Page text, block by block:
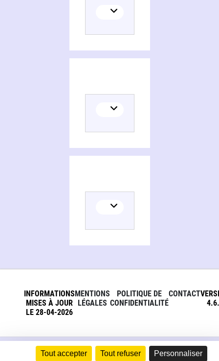
Tout accepter Tout refuser Personnaliser
INFORMATIONS
MISES À JOUR
LE 28-04-2026
MENTIONS
LÉGALES
POLITIQUE DE
CONFIDENTIALITÉ
CONTACT